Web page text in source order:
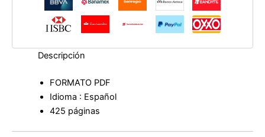
Descripción
FORMATO PDF
Idioma : Español
425 páginas